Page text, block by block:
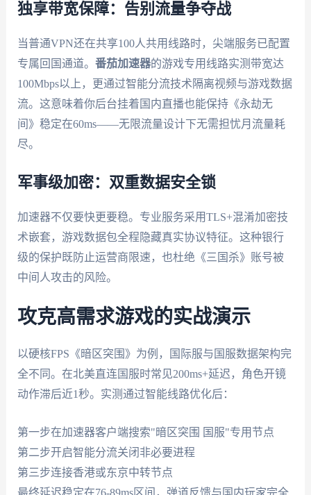
独享带宽保障：告别流量争夺战
当普通VPN还在共享100人共用线路时，尖端服务已配置
专属回国通道。 番茄加速器的游戏专用线路实测带宽达
100Mbps以上，更通过智能分流技术隔离视频与游戏数据
流。这意味着你后台挂着国内直播也能保持《永劫无
间》稳定在60ms——无限流量设计下无需担忧月流量耗
尽。
军事级加密：双重数据安全锁
加速器不仅要快更要稳。专业服务采用TLS+混淆加密技
术嵌套，游戏数据包全程隐藏真实协议特征。这种银行
级的保护既防止运营商限速，也杜绝《三国杀》账号被
中间人攻击的风险。
攻克高需求游戏的实战演示
以硬核FPS《暗区突围》为例，国际服与国服数据架构完
全不同。在北美直连国服时常见200ms+延迟，角色开镜
动作滞后近1秒。实测通过智能线路优化后：
第一步在加速器客户端搜索"暗区突围 国服"专用节点
第二步开启智能分流关闭非必要进程
第三步连接香港或东京中转节点
最终延迟稳定在76-89ms区间，弹道反馈与国内玩家完全